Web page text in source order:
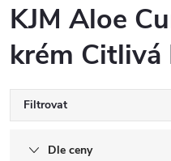
KJM Aloe
krém Citlivá
Filtrovat
Dle ceny